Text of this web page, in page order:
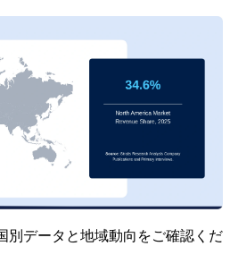
別データと地域動向をご確認くだ